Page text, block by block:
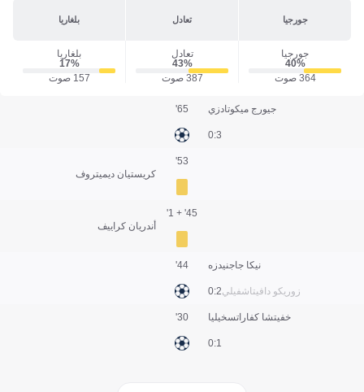
جورجيا تعادل بلغاريا
جورجيا
40‎%‎
364 صوت
تعادل
43‎%‎
387 صوت
بلغاريا
17‎%‎
157 صوت
جيورج ميكوتادزي
3:0
65'
كريستيان ديميتروف
53'
أندريان كراييف
45' + 1'
نيكا جاجنيدزه
زوريكو دافيتاشفيلي2:0
44'
خفيتشا كفاراتسخيليا
1:0
30'